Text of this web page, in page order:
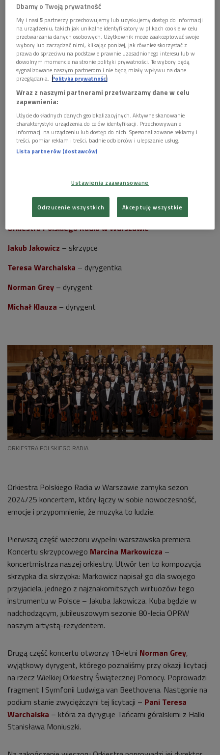
---
Ludwig van Beethoven– I Symfonia (fragment)
Stanisław Moniuszko– Tańce góralskie z opery Halka
Giacomo Puccini:
– Capriccio Sinfonico
– Suor Angelica – Intermezzo
– Preludio Sinfonico
– La Tregenda z opery Le Villi
Wykonawcy:
Orkiestra Polskiego Radia w Warszawie
Jakub Jakowicz – skrzypce
Teresa Warchalska – dyrygentka
Norman Grey – dyrygent
Michał Klauza – dyrygent
ORKIESTRA POLSKIEGO RADIA
Orkiestra Polskiego Radia w Warszawie zamyka sezon
2024/25 koncertem, który łączy w sobie nowoczesność,
emocje i przypomnienie, że muzyka to ludzie.
Pierwszą część wieczoru wypełni warszawska premiera
Koncertu skrzypcowego Marcina Markowicza –
koncertmistrza naszej orkiestry. Utwór ten to kompozycja
skrzypka dla skrzypka: Markowicz napisał go dla swojego
przyjaciela, jednego z najznakomitszych wirtuozów tego
instrumentu w Polsce – Jakuba Jakowicza. Kuba będzie w
nadchodzącym, jubileuszowym sezonie 80-lecia OPRW
naszym artystą-rezydentem.
Drugą część koncertu otworzy 18-letni Norman Grey,
wyjątkowy dyrygent, którego poznaliśmy przy okazji licytacji
na rzecz Wielkiej Orkiestry Świątecznej Pomocy. Poprowadzi
fragment I Symfonii Ludwiga van Beethovena. Następnie na
podium stanie zwyciężczyni tej licytacji – Pani Teresa
Warchalska – która za dyryguje Tańcami góralskimi z Halki
Stanisława Moniuszki.
Dbamy o Twoją prywatność
My i nasi5 partnerzy przechowujemy lub uzyskujemy dostęp do informacji
na urządzeniu, takich jak unikalne identyfikatory w plikach cookie w celu
przetwarzania danych osobowych. Użytkownik może zaakceptować swoje
wybory lub zarządzać nimi, klikając poniżej, jak również skorzystać z
prawa do sprzeciwu na podstawie prawnie uzasadnionego interesu lub w
dowolnym momencie na stronie polityki prywatności. Te wybory będą
sygnalizowane naszym partnerom i nie będą miały wpływu na dane
przeglądania. Polityka prywatności
Wraz z naszymi partnerami przetwarzamy dane w celu
zapewnienia:
Użycie dokładnych danych geolokalizacyjnych. Aktywne skanowanie
charakterystyki urządzenia do celów identyfikacji. Przechowywanie
informacji na urządzeniu lub dostęp do nich. Spersonalizowane reklamy i
treści, pomiar reklam i treści, badnie odbiorców i ulepszanie usług.
Lista partnerów (dostawców)
Ustawienia zaawansowane
Odrzucenie wszystkich Akceptuję wszystkie